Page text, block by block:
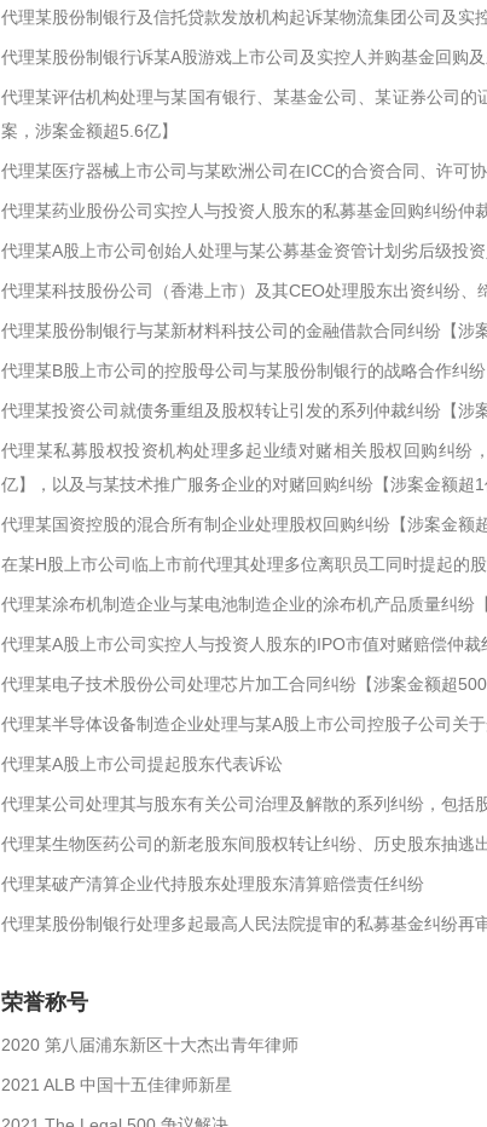
代理某股份制银行及信托贷款发放机构起诉某物流集团公司及实
代理某股份制银行诉某A股游戏上市公司及实控人并购基金回购
代理某评估机构处理与某国有银行、某基金公司、某证券公司
案，涉案金额超5.6亿】
代理某医疗器械上市公司与某欧洲公司在ICC的合资合同、许可
代理某药业股份公司实控人与投资人股东的私募基金回购纠纷仲
代理某A股上市公司创始人处理与某公募基金资管计划劣后级投
代理某科技股份公司（香港上市）及其CEO处理股东出资纠纷、
代理某股份制银行与某新材料科技公司的金融借款合同纠纷【涉
代理某B股上市公司的控股母公司与某股份制银行的战略合作纠纷
代理某投资公司就债务重组及股权转让引发的系列仲裁纠纷【涉
代理某私募股权投资机构处理多起业绩对赌相关股权回购纠
亿】，以及与某技术推广服务企业的对赌回购纠纷【涉案金额超1
代理某国资控股的混合所有制企业处理股权回购纠纷【涉案金额
在某H股上市公司临上市前代理其处理多位离职员工同时提起的
代理某涂布机制造企业与某电池制造企业的涂布机产品质量纠纷
代理某A股上市公司实控人与投资人股东的IPO市值对赌赔偿仲裁
代理某电子技术股份公司处理芯片加工合同纠纷【涉案金额超
代理某半导体设备制造企业处理与某A股上市公司控股子公司关
代理某A股上市公司提起股东代表诉讼
代理某公司处理其与股东有关公司治理及解散的系列纠纷，包
代理某生物医药公司的新老股东间股权转让纠纷、历史股东抽逃
代理某破产清算企业代持股东处理股东清算赔偿责任纠纷
代理某股份制银行处理多起最高人民法院提审的私募基金纠纷再
荣誉称号
2020 第八届浦东新区十大杰出青年律师
2021 ALB 中国十五佳律师新星